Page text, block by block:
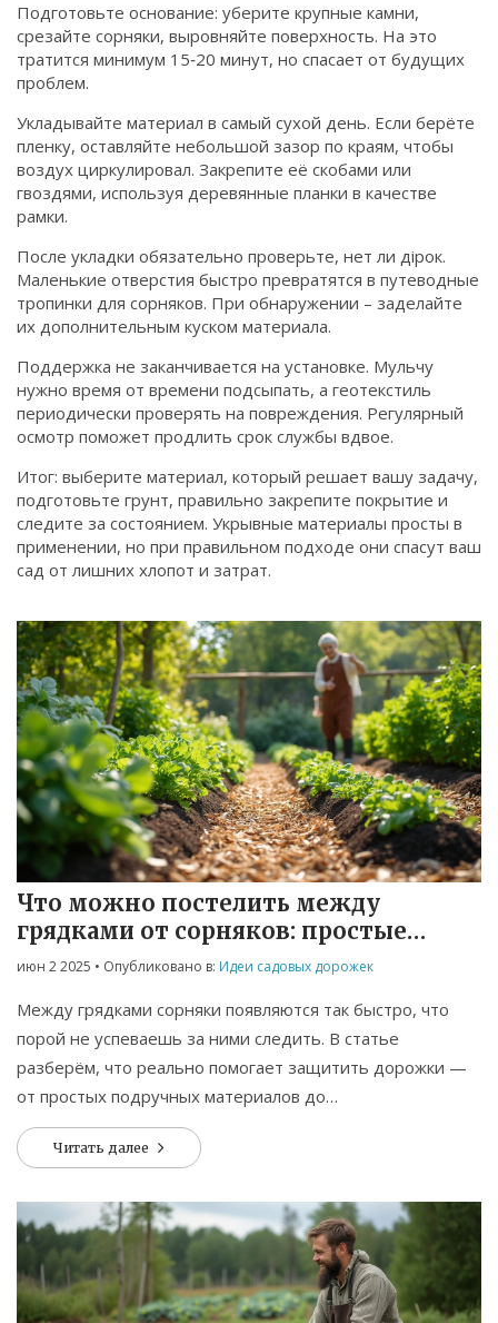
Подготовьте основание: уберите крупные камни,
срезайте сорняки, выровняйте поверхность. На это
тратится минимум 15‑20 минут, но спасает от будущих
проблем.
Укладывайте материал в самый сухой день. Если берёте
пленку, оставляйте небольшой зазор по краям, чтобы
воздух циркулировал. Закрепите её скобами или
гвоздями, используя деревянные планки в качестве
рамки.
После укладки обязательно проверьте, нет ли дірок.
Маленькие отверстия быстро превратятся в путеводные
тропинки для сорняков. При обнаружении – заделайте
их дополнительным куском материала.
Поддержка не заканчивается на установке. Мульчу
нужно время от времени подсыпать, а геотекстиль
периодически проверять на повреждения. Регулярный
осмотр поможет продлить срок службы вдвое.
Итог: выберите материал, который решает вашу задачу,
подготовьте грунт, правильно закрепите покрытие и
следите за состоянием. Укрывные материалы просты в
применении, но при правильном подходе они спасут ваш
сад от лишних хлопот и затрат.
Что можно постелить между
грядками от сорняков: простые
решения
июн 2 2025 • Опубликовано в: Идеи садовых дорожек
Между грядками сорняки появляются так быстро, что
порой не успеваешь за ними следить. В статье
разберём, что реально помогает защитить дорожки —
от простых подручных материалов до
специализированных укрывных плёнок. Расскажу о
плюсах и минусах каждого способа, поделюсь советами,
лишних хлопот. Все рекомендации проверены на
собственном участке и не требуют большого бюджета.
Это руководство для тех, кто ценит своё время и хочет
реально избавиться от сорняков.
Читать далее